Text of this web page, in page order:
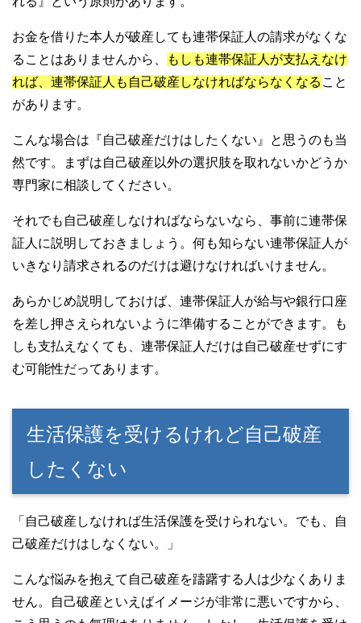
お金を借りた本人が破産しても連帯保証人の請求がなくな
ることはありませんから、
もしも連帯保証人が支払えなけ
れば、連帯保証人も自己破産しなければならなくなる こと
があります。
こんな場合は『自己破産だけはしたくない』と思うのも当
然です。まずは自己破産以外の選択肢を取れないかどうか
専門家に相談してください。
それでも自己破産しなければならないなら、事前に連帯保
証人に説明しておきましょう。何も知らない連帯保証人が
いきなり請求されるのだけは避けなければいけません。
あらかじめ説明しておけば、連帯保証人が給与や銀行口座
を差し押さえられないように準備することができます。も
しも支払えなくても、連帯保証人だけは自己破産せずにす
む可能性だってあります。
生活保護を受けるけれど自己破産
したくない
「自己破産しなければ生活保護を受けられない。でも、自
己破産だけはしなくない。」
こんな悩みを抱えて自己破産を躊躇する人は少なくありま
せん。自己破産といえばイメージが非常に悪いですから、